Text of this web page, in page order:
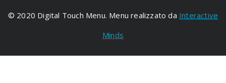
© 2020 Digital Touch Menu. Menu realizzato da Interactive
Minds